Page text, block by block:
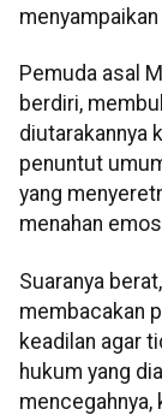
Pemuda asal
berdiri,
diutarakannya
penuntut
yang
menahan
Suaranya
membacakan
keadilan agar
hukum yang
mencegahnya,